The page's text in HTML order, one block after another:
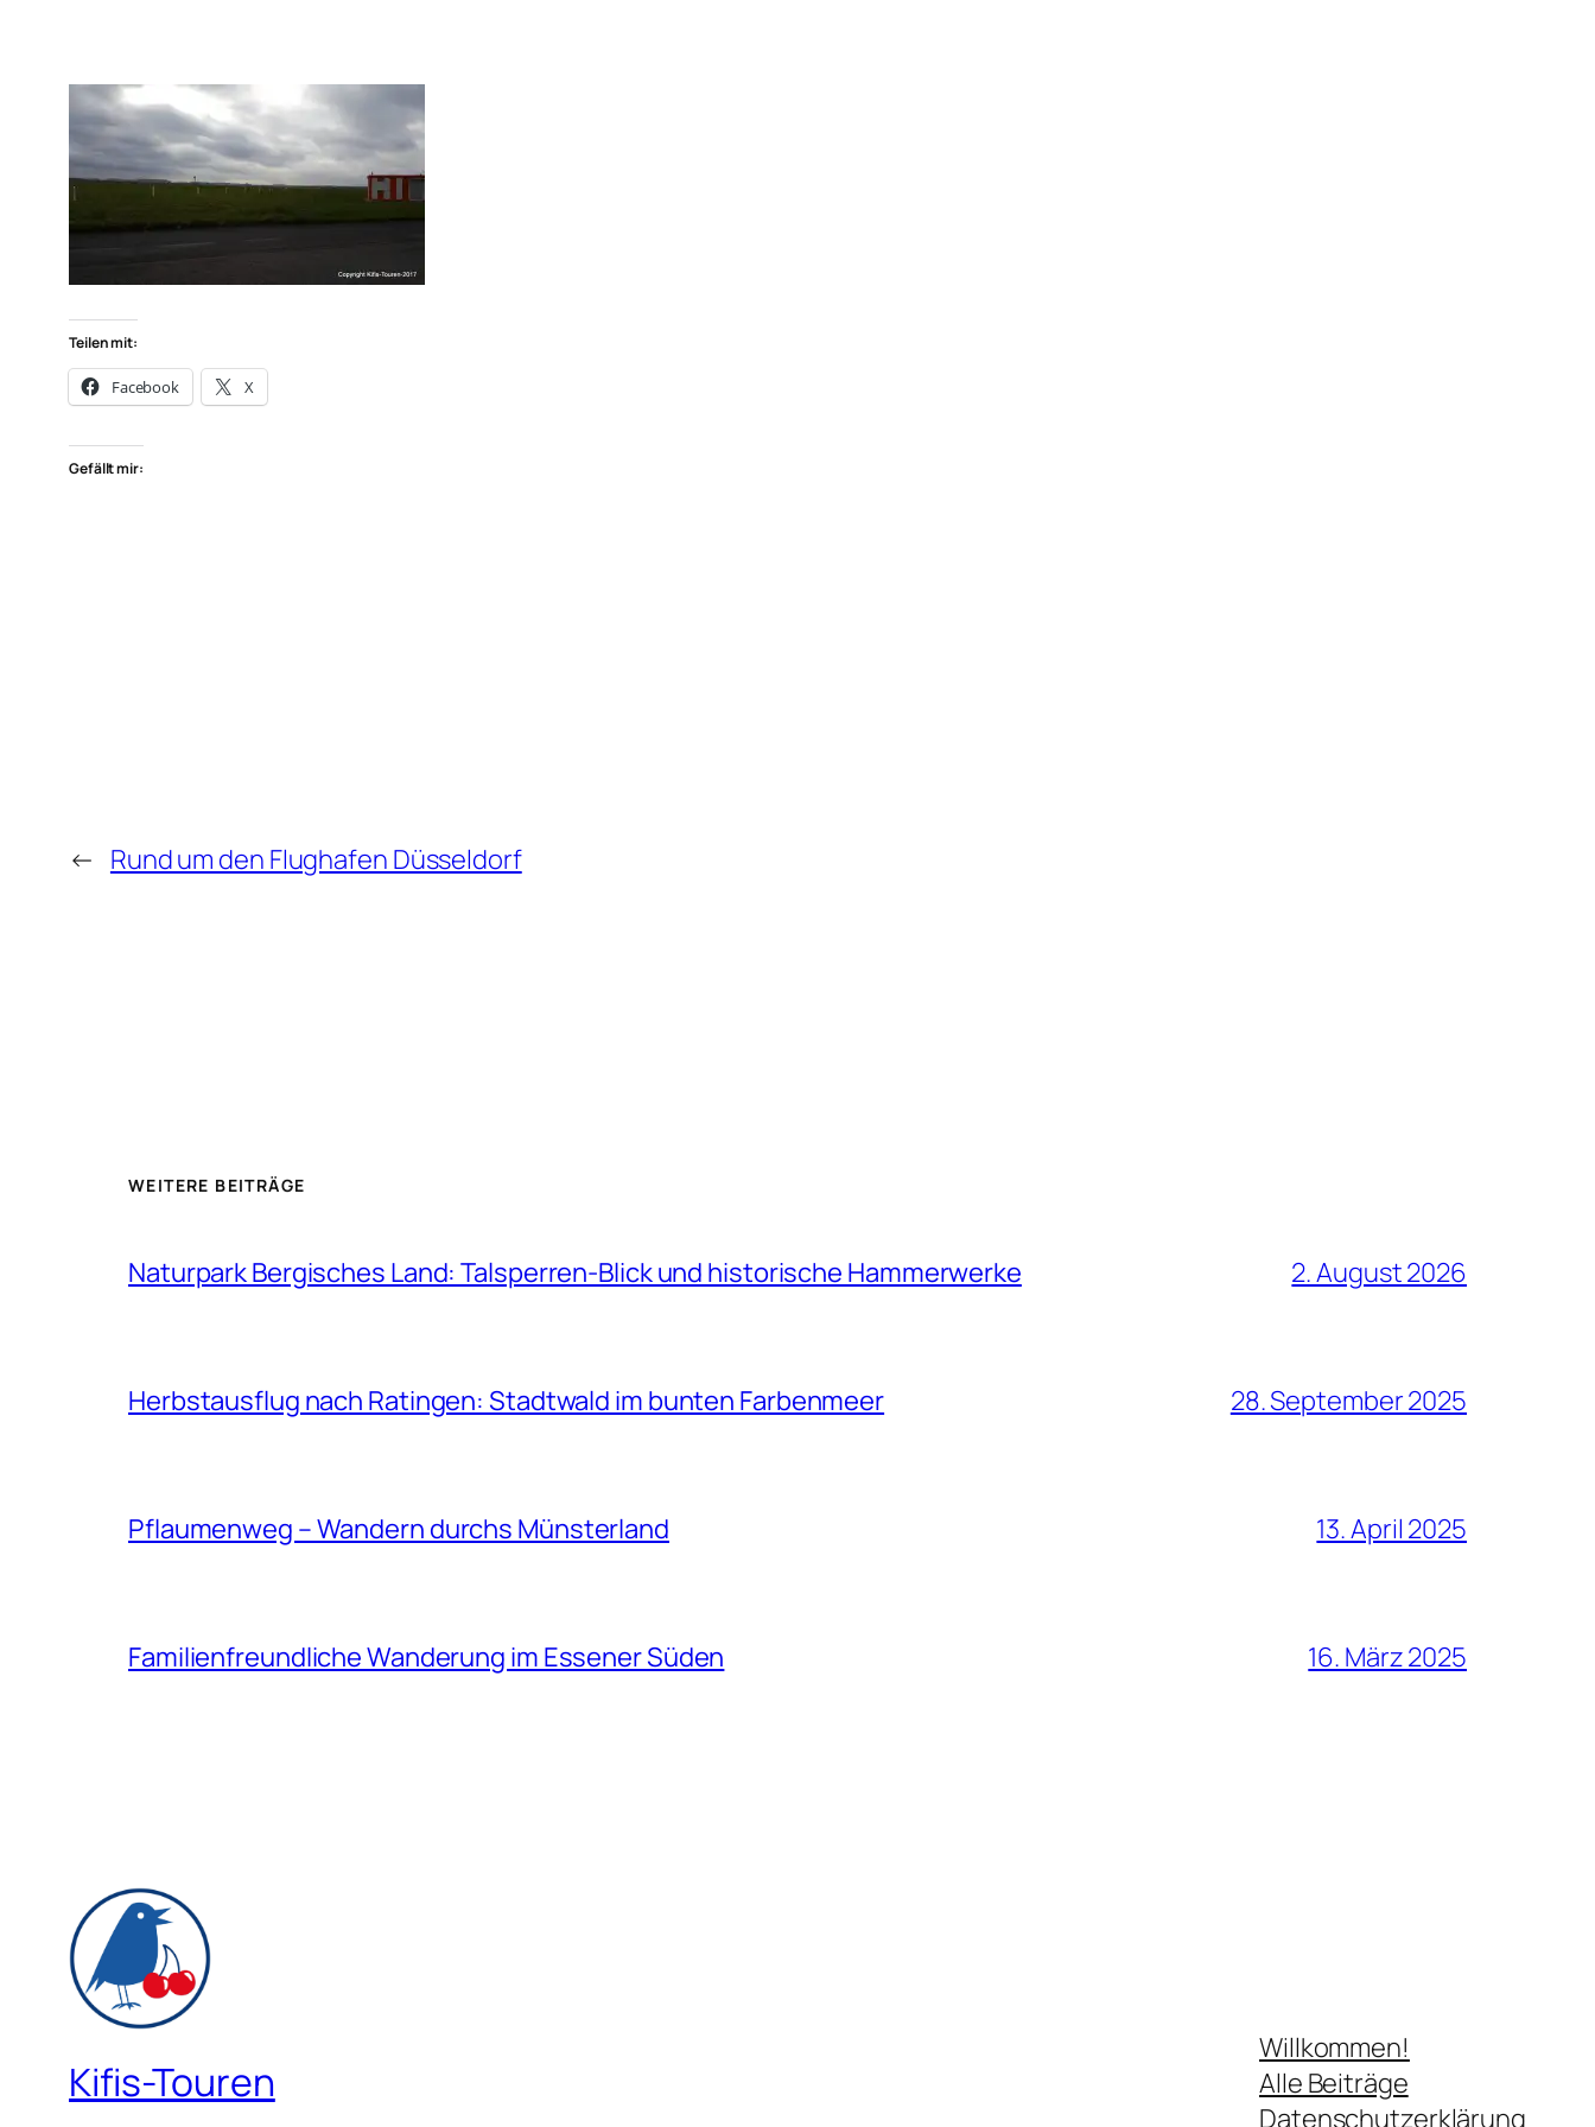
Teilen mit:
Facebook X
Gefällt mir:
← Rund um den Flughafen Düsseldorf
WEITERE BEITRÄGE
Naturpark Bergisches Land: Talsperren-Blick und historische Hammerwerke 2. August 2026
Herbstausflug nach Ratingen: Stadtwald im bunten Farbenmeer 28. September 2025
Pflaumenweg – Wandern durchs Münsterland 13. April 2025
Familienfreundliche Wanderung im Essener Süden 16. März 2025
Kifis-Touren
Willkommen!
Alle Beiträge
Datenschutzerklärung